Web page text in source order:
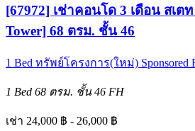
[67972] เช่าคอนโด 3 เดือน สเต
Tower] 68 ตรม. ชั้น 46
1 Bed ทรัพย์โครงการ(ใหม่) Sponsored
1 Bed 68 ตรม. ชั้น 46 FH
เช่า 24,000 ฿ - 26,000 ฿